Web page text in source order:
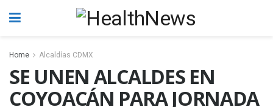
Home Alcaldías CDMX
SE UNEN ALCALDES EN
COYOACÁN PARA JORNADA